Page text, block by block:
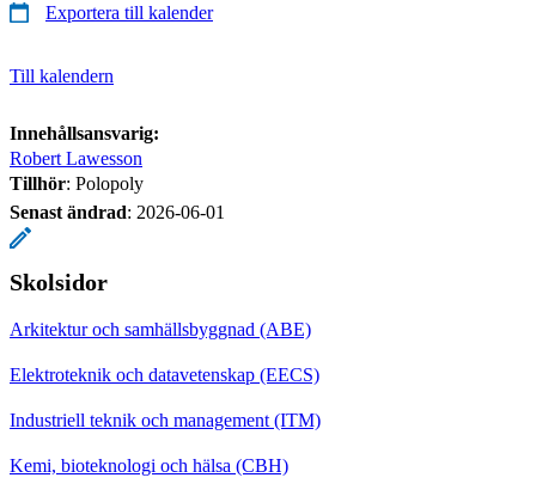
Exportera till kalender
Till kalendern
Innehållsansvarig:
Robert Lawesson
Tillhör: Polopoly
Senast ändrad: 2026-06-01
Skolsidor
Arkitektur och samhällsbyggnad (ABE)
Elektroteknik och datavetenskap (EECS)
Industriell teknik och management (ITM)
Kemi, bioteknologi och hälsa (CBH)